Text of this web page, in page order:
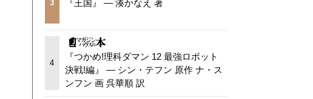
3 『王国』 — 湊かなえ 著
4
『つかめ!理科ダマン 12 最強ロボット
決戦!編』 — シン・テフン 原作 ナ・ス
ンフン 画 呉華順 訳